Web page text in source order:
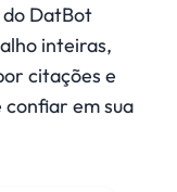
do DatBot
inteiras,
citações e
em sua